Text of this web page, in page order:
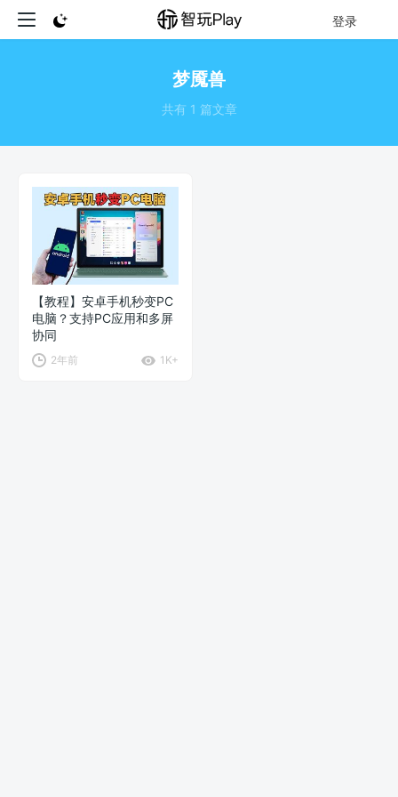
登录
梦魇兽
共有 1 篇文章
【教程】安卓手机秒变PC
电脑？支持PC应用和多屏
协同
2年前 1K+